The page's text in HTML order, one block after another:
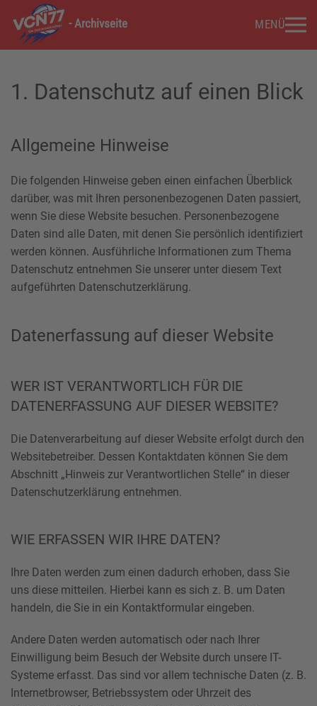
Zum Hauptinhalt springen
- Archivseite MENÜ
1. Datenschutz auf einen Blick
Allgemeine Hinweise
Die folgenden Hinweise geben einen einfachen Überblick
darüber, was mit Ihren personenbezogenen Daten passiert,
wenn Sie diese Website besuchen. Personenbezogene
Daten sind alle Daten, mit denen Sie persönlich identifiziert
werden können. Ausführliche Informationen zum Thema
Datenschutz entnehmen Sie unserer unter diesem Text
aufgeführten Datenschutzerklärung.
Datenerfassung auf dieser Website
WER IST VERANTWORTLICH FÜR DIE
DATENERFASSUNG AUF DIESER WEBSITE?
Die Datenverarbeitung auf dieser Website erfolgt durch den
Websitebetreiber. Dessen Kontaktdaten können Sie dem
Abschnitt „Hinweis zur Verantwortlichen Stelle“ in dieser
Datenschutzerklärung entnehmen.
WIE ERFASSEN WIR IHRE DATEN?
Ihre Daten werden zum einen dadurch erhoben, dass Sie
uns diese mitteilen. Hierbei kann es sich z. B. um Daten
handeln, die Sie in ein Kontaktformular eingeben.
Andere Daten werden automatisch oder nach Ihrer
Einwilligung beim Besuch der Website durch unsere IT-
Systeme erfasst. Das sind vor allem technische Daten (z. B.
Internetbrowser, Betriebssystem oder Uhrzeit des